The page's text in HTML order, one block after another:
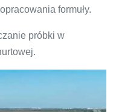
formuły.
próbki w